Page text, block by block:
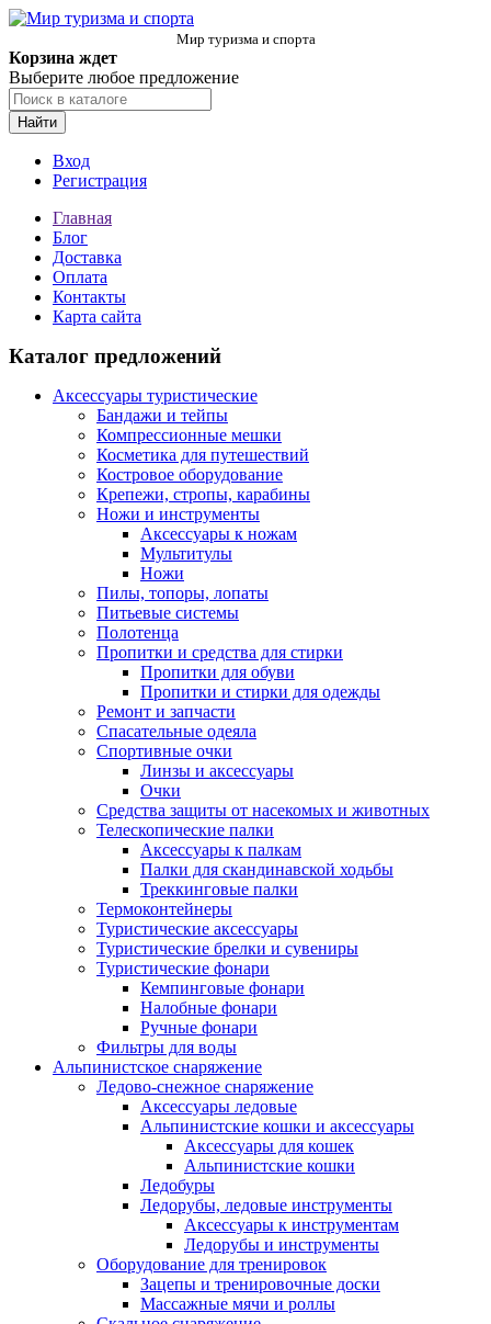
Мир туризма и спорта
Корзина ждет
Выберите любое предложение
Найти
Вход
Регистрация
Главная
Блог
Доставка
Оплата
Контакты
Карта сайта
Каталог предложений
Аксессуары туристические
Бандажи и тейпы
Компрессионные мешки
Косметика для путешествий
Костровое оборудование
Крепежи, стропы, карабины
Ножи и инструменты
Аксессуары к ножам
Мультитулы
Ножи
Пилы, топоры, лопаты
Питьевые системы
Полотенца
Пропитки и средства для стирки
Пропитки для обуви
Пропитки и стирки для одежды
Ремонт и запчасти
Спасательные одеяла
Спортивные очки
Линзы и аксессуары
Очки
Средства защиты от насекомых и животных
Телескопические палки
Аксессуары к палкам
Палки для скандинавской ходьбы
Треккинговые палки
Термоконтейнеры
Туристические аксессуары
Туристические брелки и сувениры
Туристические фонари
Кемпинговые фонари
Налобные фонари
Ручные фонари
Фильтры для воды
Альпинистское снаряжение
Ледово-снежное снаряжение
Аксессуары ледовые
Альпинистские кошки и аксессуары
Аксессуары для кошек
Альпинистские кошки
Ледобуры
Ледорубы, ледовые инструменты
Аксессуары к инструментам
Ледорубы и инструменты
Оборудование для тренировок
Зацепы и тренировочные доски
Массажные мячи и роллы